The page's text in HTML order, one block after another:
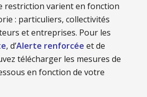
restriction varient en fonction
: particuliers, collectivités
et entreprises. Pour les
, d’Alerte renforcée et de
télécharger les mesures de
en fonction de votre